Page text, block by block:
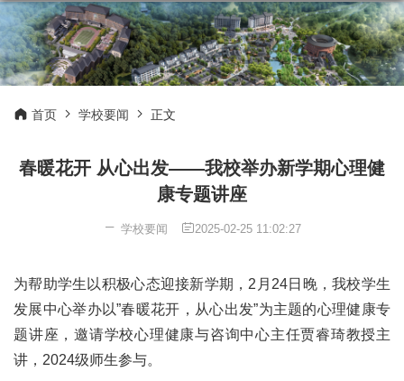
首页 学校要闻 正文
春暖花开 从心出发——我校举办新学期心理健
康专题讲座
学校要闻 2025-02-25 11:02:27
为帮助学生以积极心态迎接新学期，2月24日晚，我校学生
发展中心举办以”春暖花开，从心出发”为主题的心理健康专
题讲座，邀请学校心理健康与咨询中心主任贾睿琦教授主
讲，2024级师生参与。